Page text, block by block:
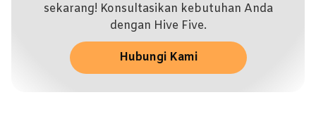
sekarang! Konsultasikan kebutuhan Anda
dengan Hive Five.
Hubungi Kami